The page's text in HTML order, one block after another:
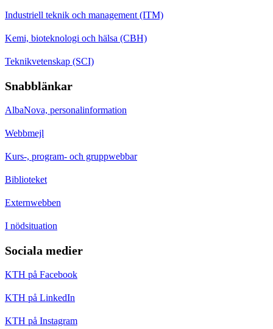
Industriell teknik och management (ITM)
Kemi, bioteknologi och hälsa (CBH)
Teknikvetenskap (SCI)
Snabblänkar
AlbaNova, personalinformation
Webbmejl
Kurs-, program- och gruppwebbar
Biblioteket
Externwebben
I nödsituation
Sociala medier
KTH på Facebook
KTH på LinkedIn
KTH på Instagram